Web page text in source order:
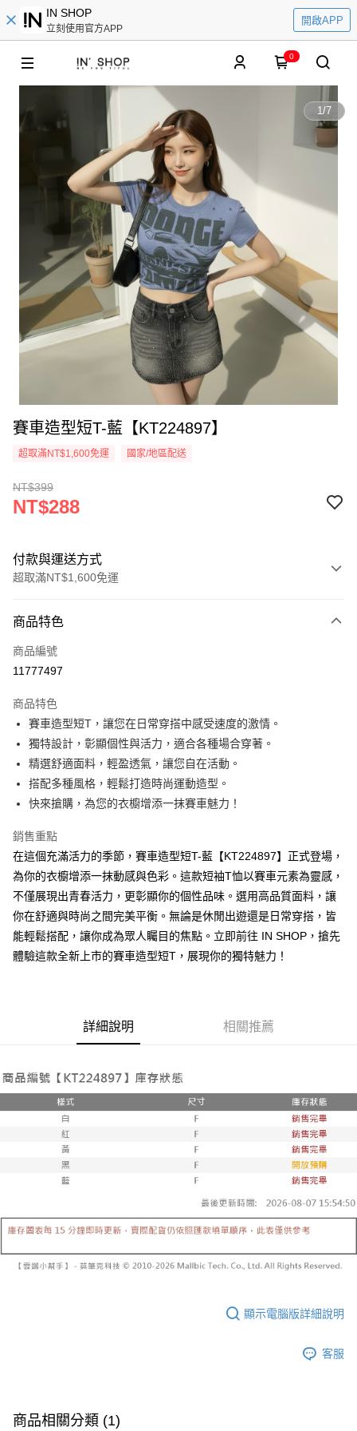
IN SHOP
立刻使用官方APP
開啟APP
0
1/7
賽車造型短T-藍【KT224897】
超取滿NT$1,600免運 國家/地區配送
NT$399
NT$288
付款與運送方式
超取滿NT$1,600免運
信用卡一次付款
超商取貨付款
Apple Pay
街口支付
Google Pay
大哥付你分期
相關說明
1.本服務由台灣大哥大提供，台灣大哥大用戶可立即使用無須另外申請。
2.付款方式選擇「大哥付你分期」，訂單成立後會自動跳轉到大哥付的交易
流程，驗證手機門號後，選擇欲分期的期數、繳款截止日，確認付款後即完
成交易。
3.實際核准額度、可分期數及費用金額請依後續交易確認頁面所載為準。
4.訂單成立30分鐘內，如未前往確認交易或遇審核未通過，訂單將自動取
法說明評估內容。
2.透過簡訊連結打開帳單後，可選擇「超商條碼／台灣大直營門市／銀行轉
帳／街口支付／iPASS MONEY」等通路繳費。
1.本服務係由「台灣大哥大股份有限公司」（以下簡稱本公司）所提供，讓
買賣價金債權讓與本公司後，依約使用本公司帳單繳交帳款。
2.基於同意付款使用「大哥付你分期」之契約關係目的，商店將以您的個人
資料（包含姓名、電話或地址）提供予台灣大哥大進項蒐集、處理及利用，
由本公司與您本人進行分期帳單所需資料之確認、核對及更正。
3.完整用戶服務條款，請詳閱以下連結：
https://oppay.tw/userRule
AFTEE先享後付
相關說明
【關於「AFTEE先享後付」】
AFTEE先享後付是「在收到商品之後才付款」的支付方式。 讓您購物簡單
便利好安心！
１．簡單：不需註冊會員、不需綁卡、不需儲值。
２．便利：只要手機號碼，簡訊認證，即可結帳。
結帳頁面，進行簡訊認證並確認金額後，即可完成結帳。
※ 請注意：結帳手續完成當下不需立刻繳費，但若您需要取消訂單，請聯絡
購買商品的店家。未經商家同意取消之訂單仍視為有效，需透過AFTEE先享
後付繳納相關費用。
※ 交易是否成功請以「AFTEE先享後付 」之結帳頁面顯示為準，若有關於
是否繳費成功／繳費後需取消欲退款等相關疑問，請聯繫「AFTEE先享後付
客戶支援中心」
https://netprotections.freshdesk.com/support/home
【注意事項】
１．透過由恩沛科技股份有限公司提供之「AFTEE先享後付」服務完成之交
權轉讓予恩沛科技股份有限公司。
https://aftee.tw/terms/#terms3
３．未成年的使用者請事先徵得法定代理人或監護人之同意方可使用
４．使用「AFTEE先享後付」時，將依據個別帳號之用戶狀況，依本公司即
５．嚴禁一人註冊多個帳號或使用他人資訊註冊。若發現惡意使用之情形，
付款後全家取貨
每筆NT$60，滿NT$1,600(含以上)免運費
已關閉，請勿下單
每筆NT$10,000
已關閉，請勿下單(付取)
每筆NT$10,000
7-11取貨付款
每筆NT$60，滿NT$1,800(含以上)免運費
付款後7-11取貨
商品特色
商品編號
11777497
商品特色
賽車造型短T，讓您在日常穿搭中感受速度的激情。
獨特設計，彰顯個性與活力，適合各種場合穿著。
精選舒適面料，輕盈透氣，讓您自在活動。
搭配多種風格，輕鬆打造時尚運動造型。
快來搶購，為您的衣櫥增添一抹賽車魅力！
銷售重點
在這個充滿活力的季節，賽車造型短T-藍【KT224897】正式登場，
為你的衣櫥增添一抹動感與色彩。這款短袖T恤以賽車元素為靈感，
不僅展現出青春活力，更彰顯你的個性品味。選用高品質面料，讓
你在舒適與時尚之間完美平衡。無論是休閒出遊還是日常穿搭，皆
能輕鬆搭配，讓你成為眾人矚目的焦點。立即前往 IN SHOP，搶先
體驗這款全新上市的賽車造型短T，展現你的獨特魅力！
詳細說明 相關推薦
顯示電腦版詳細說明
客服
商品相關分類 (1)